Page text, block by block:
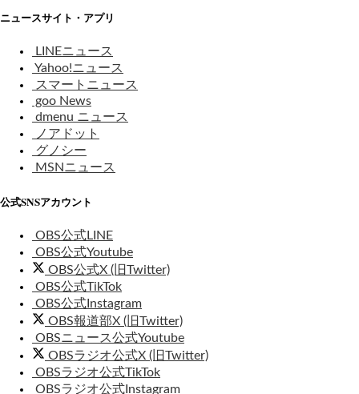
ニュースサイト・アプリ
LINEニュース
Yahoo!ニュース
スマートニュース
goo News
dmenu ニュース
ノアドット
グノシー
MSNニュース
公式SNSアカウント
OBS公式LINE
OBS公式Youtube
OBS公式X (旧Twitter)
OBS公式TikTok
OBS公式Instagram
OBS報道部X (旧Twitter)
OBSニュース公式Youtube
OBSラジオ公式X (旧Twitter)
OBSラジオ公式TikTok
OBSラジオ公式Instagram